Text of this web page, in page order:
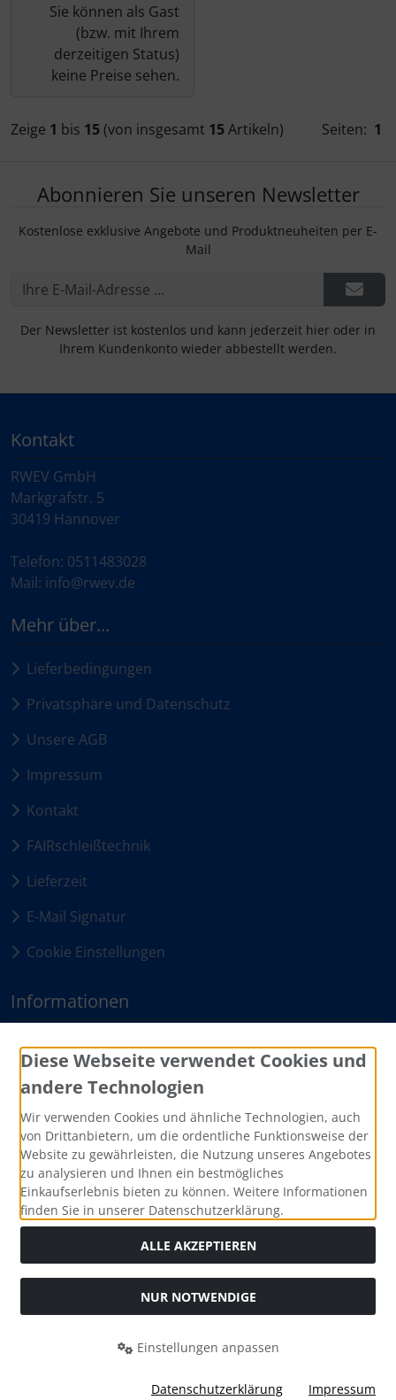
Sie können als Gast
(bzw. mit Ihrem
derzeitigen Status)
keine Preise sehen.
Zeige 1 bis 15 (von insgesamt 15Artikeln) Seiten: 1
Abonnieren Sie unseren Newsletter
Kostenlose exklusive Angebote und Produktneuheiten per E-
Mail
Der Newsletter ist kostenlos und kann jederzeit hier oder in
Ihrem Kundenkonto wieder abbestellt werden.
Kontakt
RWEV GmbH
Markgrafstr. 5
30419 Hannover
Telefon: 0511483028
Mail: info@rwev.de
Mehr über...
Lieferbedingungen
Privatsphäre und Datenschutz
Unsere AGB
Impressum
Kontakt
FAIRschleißtechnik
Lieferzeit
E-Mail Signatur
Cookie Einstellungen
Informationen
Sitemap
Zahlungsmethoden
Social Media
RWEV GmbH – Rheinisch Westfälischer Edelstahl Vertrieb ©
Diese Webseite verwendet Cookies und
andere Technologien
Wir verwenden Cookies und ähnliche Technologien, auch
von Drittanbietern, um die ordentliche Funktionsweise der
Website zu gewährleisten, die Nutzung unseres Angebotes
zu analysieren und Ihnen ein bestmögliches
Einkaufserlebnis bieten zu können. Weitere Informationen
finden Sie in unserer Datenschutzerklärung.
ALLE AKZEPTIEREN
NUR NOTWENDIGE
Einstellungen anpassen
Datenschutzerklärung Impressum